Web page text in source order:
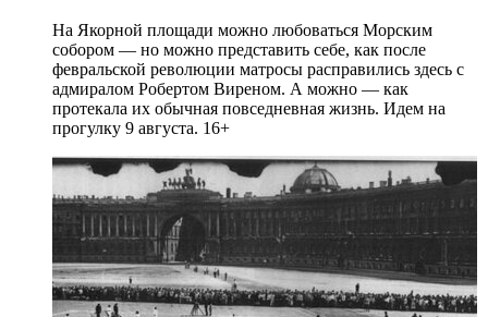
На Якорной площади можно любоваться Морским
собором — но можно представить себе, как после
февральской революции матросы расправились здесь с
адмиралом Робертом Виреном. А можно — как
протекала их обычная повседневная жизнь. Идем на
прогулку 9 августа. 16+